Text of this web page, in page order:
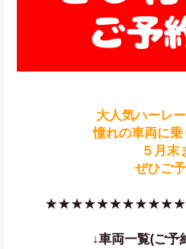
大人気ハーレ
憧れの車両に乗
５月末
ぜひご
↓車両一覧(ご